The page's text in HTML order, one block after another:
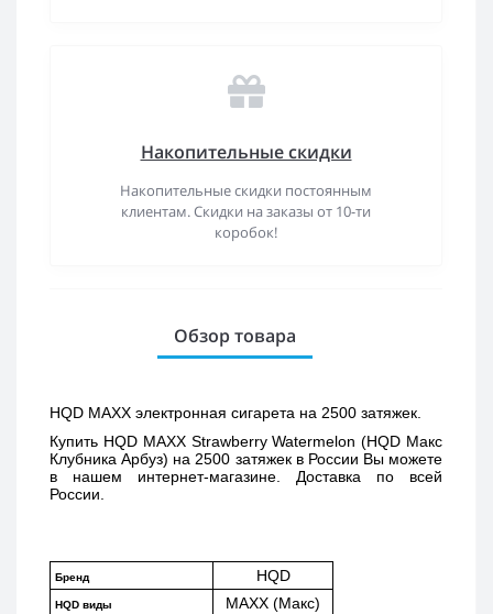
Накопительные скидки
Накопительные скидки постоянным
клиентам. Скидки на заказы от 10-ти
коробок!
Обзор товара
HQD MAXX электронная сигарета на 2500 затяжек.
Купить HQD MAXX Strawberry Watermelon (HQD Макс
Клубника Арбуз) на 2500 затяжек в России Вы можете
в нашем интернет-магазине. Доставка по всей
России.
Бренд HQD
HQD виды MAXX (Макс)